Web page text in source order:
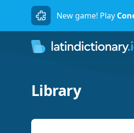
New game! Play
Library